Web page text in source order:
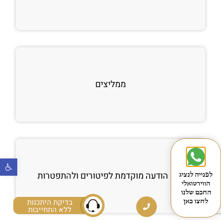
בדיקת היתכנות
ללא התחייבות
ממליצים
חוק הודעה מוקדמת לפיטורים ולהתפטרותלפנייה לנציג
הווירטואלי
החכם שלנו
לחצו כאן